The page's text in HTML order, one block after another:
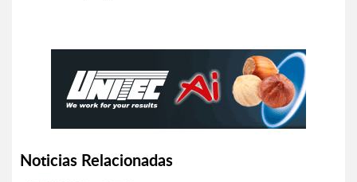
Noticias Relacionadas